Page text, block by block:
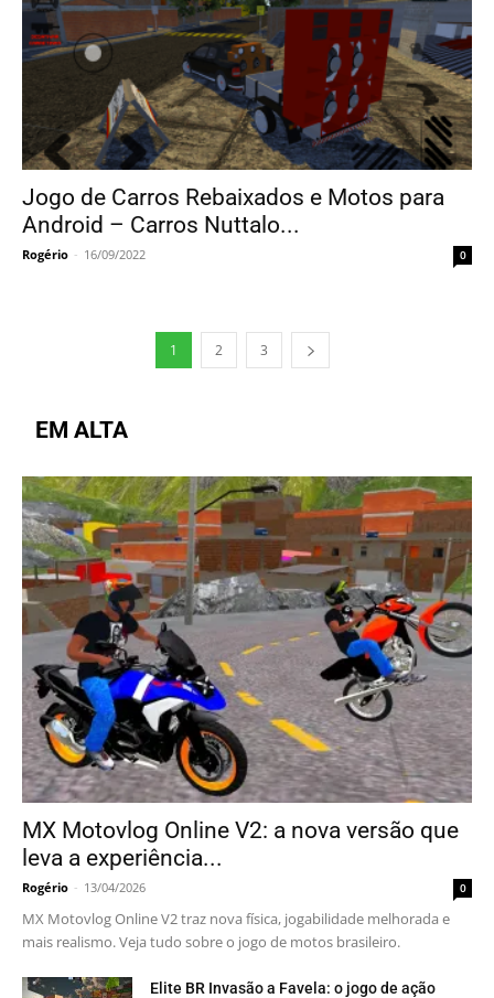
Jogo de Carros Rebaixados e Motos para
Android – Carros Nuttalo...
Rogério - 16/09/2022 0
1 2 3
EM ALTA
MX Motovlog Online V2: a nova versão que
leva a experiência...
Rogério - 13/04/2026 0
MX Motovlog Online V2 traz nova física, jogabilidade melhorada e
mais realismo. Veja tudo sobre o jogo de motos brasileiro.
Elite BR Invasão a Favela: o jogo de ação